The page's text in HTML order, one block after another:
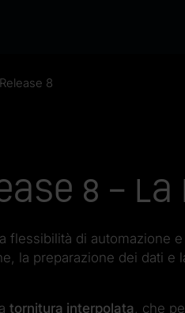
8
8 –
flessibilità di automazione
la preparazione dei dati
tornitura interpolata , che